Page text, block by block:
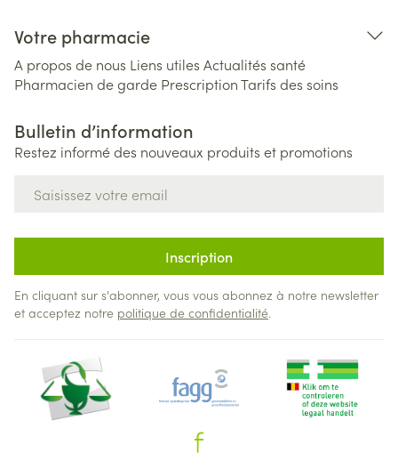
Votre pharmacie
A propos de nous Liens utiles Actualités santé
Pharmacien de garde PrescriptionTarifs des soins
Bulletin d’information
Restez informé des nouveaux produits et promotions
Inscription
En cliquant sur s'abonner, vous vous abonnez à notre newsletter
et acceptez notre politique de confidentialité.